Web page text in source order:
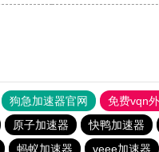
狗急加速器官网 免费vqn
原子加速器 快鸭加速器
蚂蚁加速器 veee加速器